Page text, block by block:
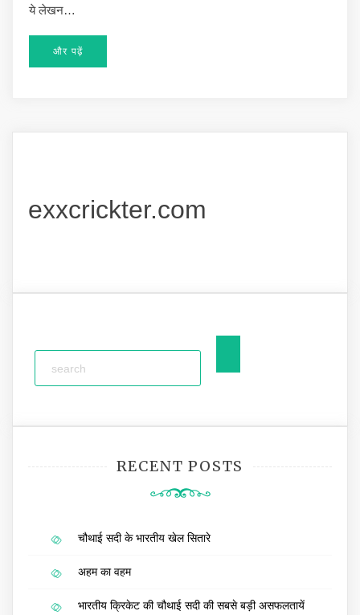
ये लेखन…
और पढ़ें
exxcrickter.com
RECENT POSTS
चौथाई सदी के भारतीय खेल सितारे
अहम का वहम
भारतीय क्रिकेट की चौथाई सदी की सबसे बड़ी असफलतायें